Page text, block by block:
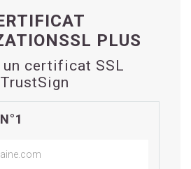
PLUS
un certificat SSL
TrustSign